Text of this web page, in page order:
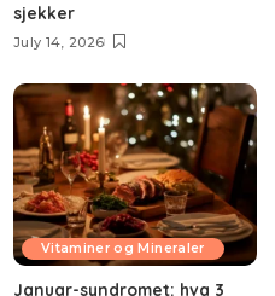
sjekker
July 14, 2026
Vitaminer og Mineraler
Januar-syndromet: hva 3